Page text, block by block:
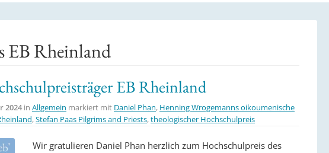
EB Rheinland
EB Rheinland
2024 in Allgemein markiert mit Daniel Phan, Henning Wrogemanns oikoumenische
,Stefan Paas Pilgrims and Priests,theologischer Hochschulpreis
Wir gratulieren Daniel Phan herzlich zum Hochschulpreis des